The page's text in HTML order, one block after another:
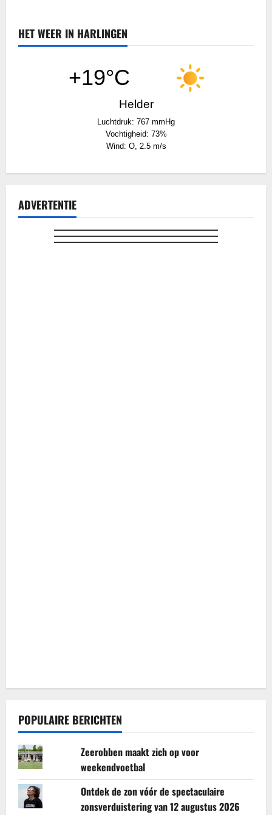
HET WEER IN HARLINGEN
+19°C
Helder
Luchtdruk: 767 mmHg
Vochtigheid: 73%
Wind: O, 2.5 m/s
ADVERTENTIE
POPULAIRE BERICHTEN
Zeerobben maakt zich op voor
weekendvoetbal
Ontdek de zon vóór de spectaculaire
zonsverduistering van 12 augustus 2026